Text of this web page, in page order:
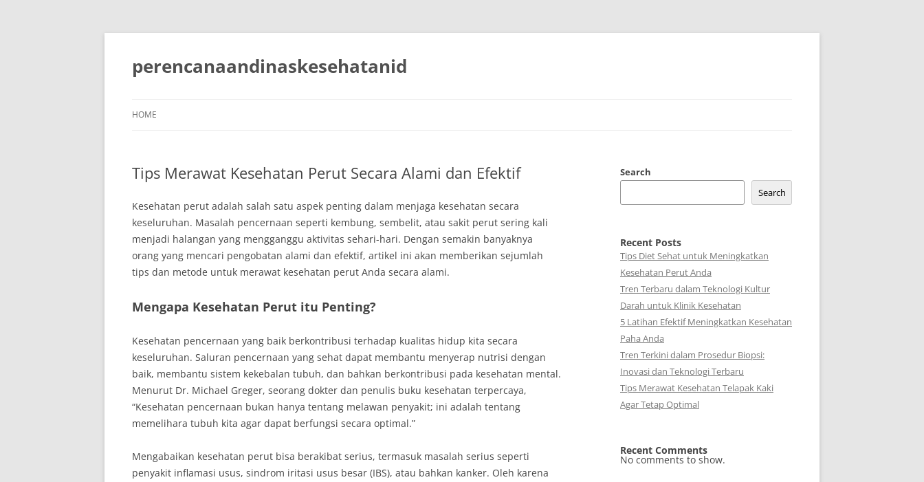
Skip
perencanaandinaskesehatanid
HOME
Tips Merawat Kesehatan Perut Secara Alami dan Efektif
Kesehatan perut adalah salah satu aspek penting dalam menjaga kesehatan secara
keseluruhan. Masalah pencernaan seperti kembung, sembelit, atau sakit perut sering kali
menjadi halangan yang mengganggu aktivitas sehari-hari. Dengan semakin banyaknya
orang yang mencari pengobatan alami dan efektif, artikel ini akan memberikan sejumlah
tips dan metode untuk merawat kesehatan perut Anda secara alami.
Mengapa Kesehatan Perut itu Penting?
Kesehatan pencernaan yang baik berkontribusi terhadap kualitas hidup kita secara
keseluruhan. Saluran pencernaan yang sehat dapat membantu menyerap nutrisi dengan
baik, membantu sistem kekebalan tubuh, dan bahkan berkontribusi pada kesehatan mental.
Menurut Dr. Michael Greger, seorang dokter dan penulis buku kesehatan terpercaya,
“Kesehatan pencernaan bukan hanya tentang melawan penyakit; ini adalah tentang
memelihara tubuh kita agar dapat berfungsi secara optimal.”
Mengabaikan kesehatan perut bisa berakibat serius, termasuk masalah serius seperti
penyakit inflamasi usus, sindrom iritasi usus besar (IBS), atau bahkan kanker. Oleh karena
Search
Search
Recent Posts
Tips Diet Sehat untuk Meningkatkan
Kesehatan Perut Anda
Tren Terbaru dalam Teknologi Kultur
Darah untuk Klinik Kesehatan
5 Latihan Efektif Meningkatkan Kesehatan
Paha Anda
Tren Terkini dalam Prosedur Biopsi:
Inovasi dan Teknologi Terbaru
Tips Merawat Kesehatan Telapak Kaki
Agar Tetap Optimal
Recent Comments
No comments to show.